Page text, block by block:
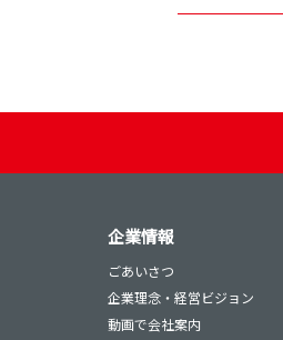
企業情報
ごあいさつ
企業理念・経営ビジョン
動画で会社案内